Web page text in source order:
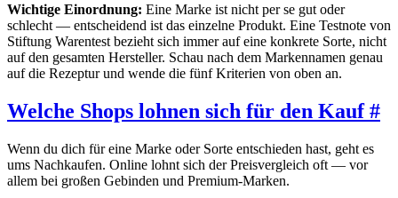
Wichtige Einordnung: Eine Marke ist nicht per se gut oder
schlecht — entscheidend ist das einzelne Produkt. Eine Testnote von
Stiftung Warentest bezieht sich immer auf eine konkrete Sorte, nicht
auf den gesamten Hersteller. Schau nach dem Markennamen genau
auf die Rezeptur und wende die fünf Kriterien von oben an.
Welche Shops lohnen sich für den Kauf#
Wenn du dich für eine Marke oder Sorte entschieden hast, geht es
ums Nachkaufen. Online lohnt sich der Preisvergleich oft — vor
allem bei großen Gebinden und Premium-Marken.